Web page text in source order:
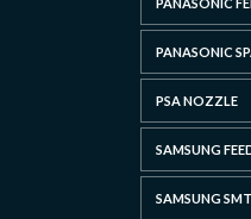
PANASONIC
PANASONIC
PSA NOZZLE
SAMSUNG
SAMSUNG